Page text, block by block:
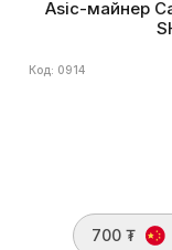
Asic-майнер
Код: 0914
700 ₮